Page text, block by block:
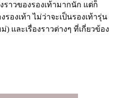
ราวของรองเท้ามากนัก แต่ก็
รองเท้า ไม่ว่าจะเป็นรองเท้ารุ่น
) และเรื่องราวต่างๆ ที่เกี่ยวข้อง